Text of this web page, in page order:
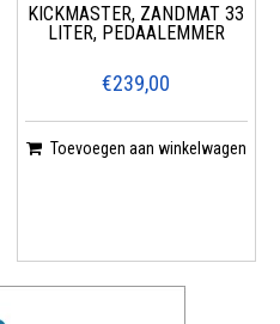
KICKMASTER, ZANDMAT 33
LITER, PEDAALEMMER
€239,00
Toevoegen aan winkelwagen